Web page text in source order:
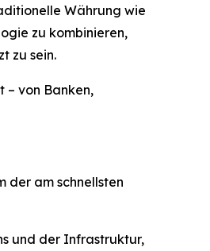
Währung wie
zu kombinieren,
zu sein.
– von Banken,
der am schnellsten
und der Infrastruktur,